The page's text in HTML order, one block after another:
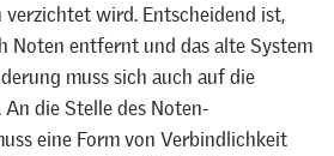
wird. Entscheidend ist,
Noten entfernt und das alte System
muss sich auch auf die
die Stelle des Noten-
eine Form von Verbindlichkeit